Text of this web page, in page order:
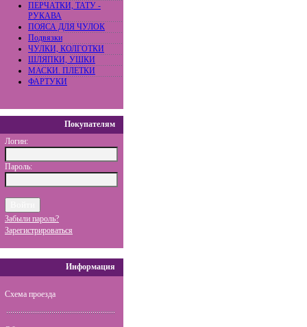
ПЕРЧАТКИ, ТАТУ -
РУКАВА
ПОЯСА ДЛЯ ЧУЛОК
Подвязки
ЧУЛКИ, КОЛГОТКИ
ШЛЯПКИ, УШКИ
МАСКИ. ПЛЕТКИ
ФАРТУКИ
Покупателям
Логин:
Пароль:
Забыли пароль?
Зарегистрироваться
Информация
Схема проезда